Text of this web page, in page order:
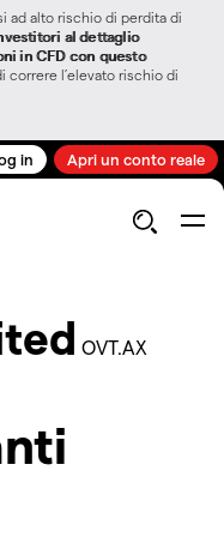
ad alto rischio di perdita di
al dettaglio
in CFD con questo
correre l’elevato rischio di
in Apri un conto reale
OVT.AX